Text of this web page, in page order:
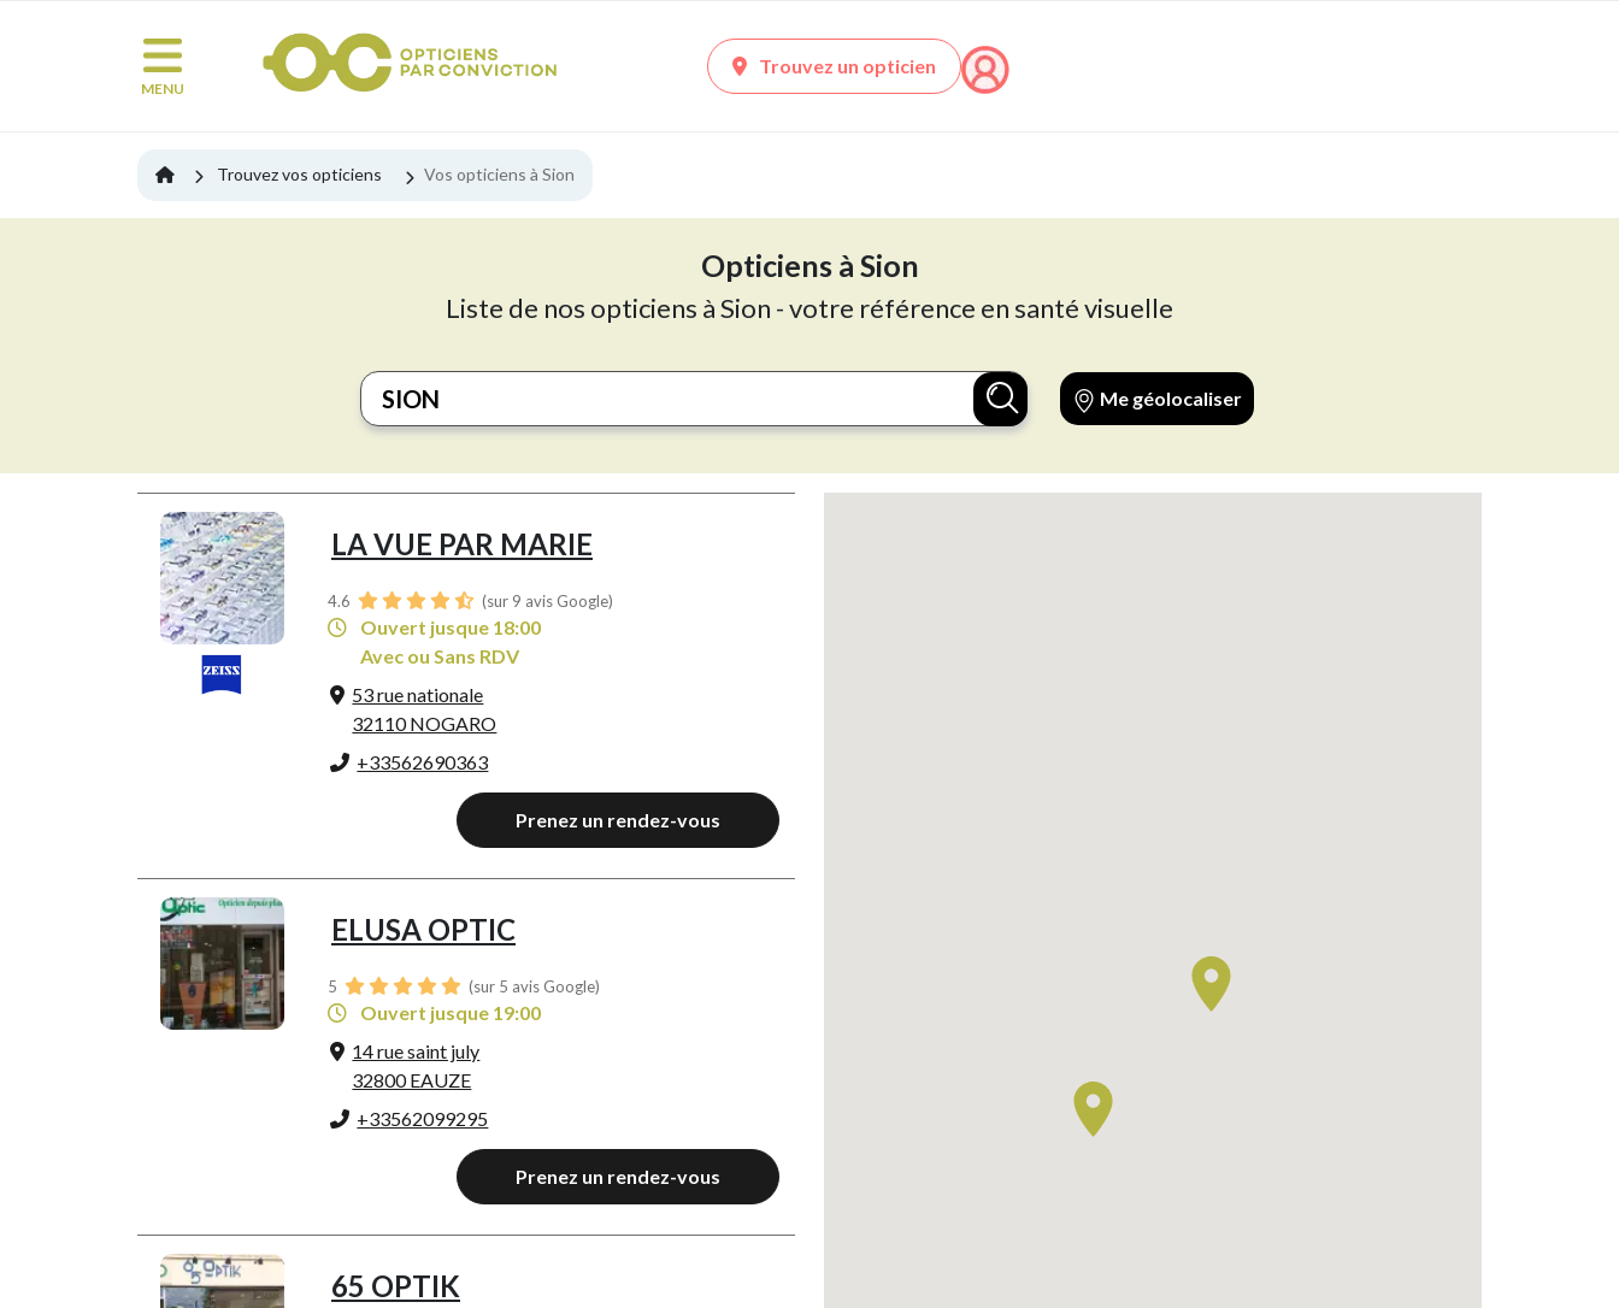
MENU
Trouvez un opticien
Trouvez vos opticiens Vos opticiens à Sion
Opticiens à Sion
Liste de nos opticiens à Sion - votre référence en santé visuelle
Me géolocaliser
LA VUE PAR MARIE
4.6 (sur 9 avis Google)
Ouvert jusque 18:00
Avec ou Sans RDV
53 rue nationale
32110 NOGARO
+33562690363
Prenez un rendez-vous
ELUSA OPTIC
5 (sur 5 avis Google)
Ouvert jusque 19:00
14 rue saint july
32800 EAUZE
+33562099295
Prenez un rendez-vous
65 OPTIK